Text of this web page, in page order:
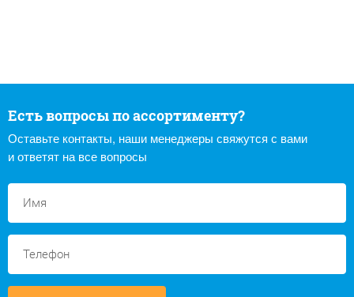
Есть вопросы по ассортименту?
Оставьте контакты, наши менеджеры свяжутся с вами
и ответят на все вопросы